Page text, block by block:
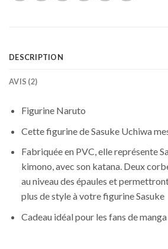
DESCRIPTION
AVIS (2)
Figurine Naruto
Cette figurine de Sasuke Uchiwa
Fabriquée en PVC, elle représente
kimono, avec son katana. Deux
au niveau des épaules et
plus de style à votre figurine Sasuke
Cadeau idéal pour les fans de manga